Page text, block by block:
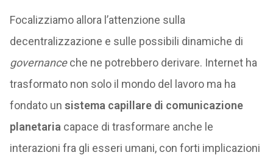
Focalizziamo allora l’attenzione sulla
decentralizzazione e sulle possibili dinamiche di
governanceche ne potrebbero derivare. Internet ha
trasformato non solo il mondo del lavoro ma ha
fondato un sistema capillare di comunicazione
planetaria capace di trasformare anche le
interazioni fra gli esseri umani, con forti implicazioni